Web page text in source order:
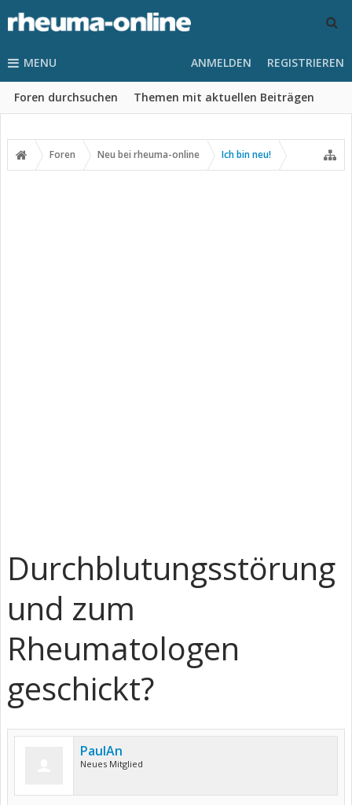
MENU
Foren durchsuchen Themen mit aktuellen Beiträgen
ANMELDEN REGISTRIEREN
Foren Neu bei rheuma-online Ich bin neu!
Durchblutungsstörung
und zum
Rheumatologen
geschickt?
PaulAn
Neues Mitglied